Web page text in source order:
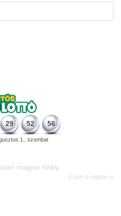
29 52 56
1., szombat
győzelem, ahol a magyarok